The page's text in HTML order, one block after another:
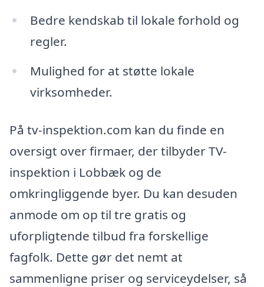
Bedre kendskab til lokale forhold og
regler.
Mulighed for at støtte lokale
virksomheder.
På tv-inspektion.com kan du finde en
oversigt over firmaer, der tilbyder TV-
inspektion i Lobbæk og de
omkringliggende byer. Du kan desuden
anmode om op til tre gratis og
uforpligtende tilbud fra forskellige
fagfolk. Dette gør det nemt at
sammenligne priser og serviceydelser, så